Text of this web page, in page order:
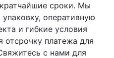
сроки. Мы
оперативную
и гибкие условия
отсрочку платежа для
с нами для